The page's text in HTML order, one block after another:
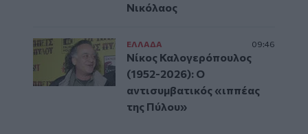
Νικόλαος
ΕΛΛAΔΑ 09:46
Νίκος Καλογερόπουλος
(1952-2026): O
αντισυμβατικός «ιππέας
της Πύλου»